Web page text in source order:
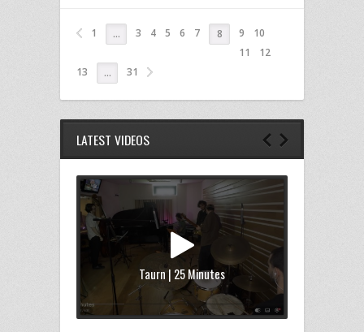
1 … 3 4 5 6 7 8 9
10
11
12
13
… 31
LATEST VIDEOS
Taurn | 25 Minutes